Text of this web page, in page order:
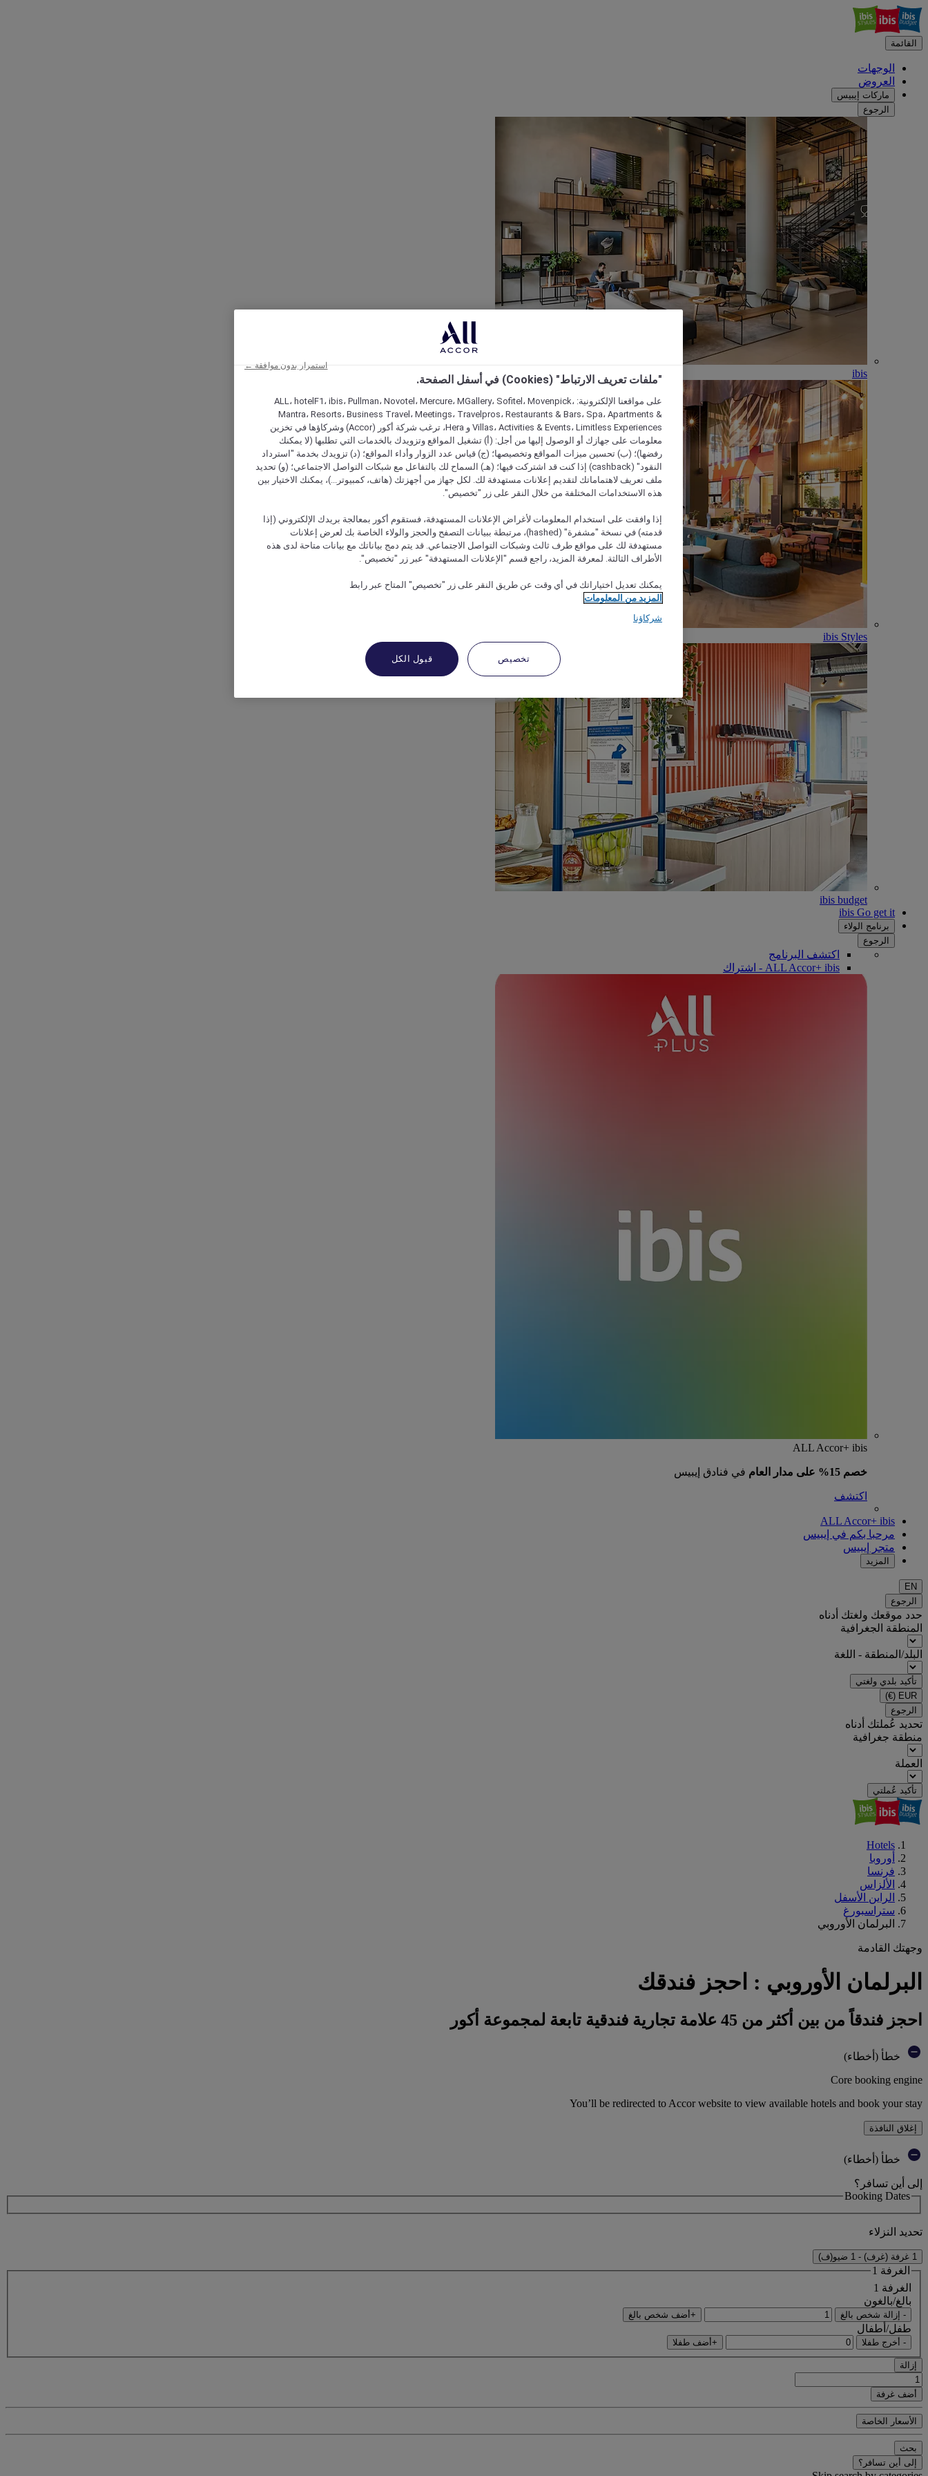
القائمة
الوجهات
العروض
ماركات إيبيس
الرجوع
ibis
ibis Styles
ibis budget
ibis Go get it
برنامج الولاء
الرجوع
اكتشف البرنامج
ALL Accor+ ibis - اشتراك
ALL Accor+ ibis
خصم 15% على مدار العام في فنادق إيبيس
اكتشف
ALL Accor+ ibis
مرحبا بكم في إيبيس
متجر إيبيس
المزيد
EN
الرجوع
حدد موقعك ولغتك أدناه
المنطقة الجغرافية
البلد/المنطقة - اللغة
تأكيد بلدي ولغتي
EUR
(€)
الرجوع
تحديد عُملتك أدناه
منطقة جغرافية
العملة
تأكيد عُملتي
Hotels
أوروبا
فرنسا
الألزاس
الراين الأسفل
ستراسبورغ
البرلمان الأوروبي
وجهتك القادمة
البرلمان الأوروبي : احجز فندقك
احجز فندقاً من بين أكثر من 45 علامة تجارية فندقية تابعة لمجموعة أكور
خطأ (أخطاء)
Core booking engine
You’ll be redirected to Accor website to view available hotels and book your stay
إغلاق النافذة
خطأ (أخطاء)
إلى أين تسافر؟
Booking Dates
تحديد النزلاء
1 غرفة (غرف) - 1 ضيو(ف)
الغرفة 1
الغرفة 1
بالغ/بالغون
- إزالة شخص بالغ +أضف شخص بالغ
طفل/أطفال
- أخرج طفلا +أضف طفلا
إزالة
أضف غرفة
الأسعار الخاصة
بحث
إلى أين تسافر؟
"ملفات تعريف الارتباط" (Cookies) في أسفل الصفحة.
على مواقعنا الإلكترونية: ALL، hotelF1، ibis، Pullman، Novotel، Mercure، MGallery، Sofitel، Movenpick،
Mantra، Resorts، Business Travel، Meetings، Travelpros، Restaurants & Bars، Spa، Apartments &
Villas، Activities & Events، Limitless Experiences و Hera، ترغب شركة أكور (Accor) وشركاؤها في تخزين
معلومات على جهازك أو الوصول إليها من أجل: (أ) تشغيل المواقع وتزويدك بالخدمات التي تطلبها (لا يمكنك
رفضها)؛ (ب) تحسين ميزات المواقع وتخصيصها؛ (ج) قياس عدد الزوار وأداء المواقع؛ (د) تزويدك بخدمة "استرداد
النقود" (cashback) إذا كنت قد اشتركت فيها؛ (هـ) السماح لك بالتفاعل مع شبكات التواصل الاجتماعي؛ (و) تحديد
ملف تعريف لاهتماماتك لتقديم إعلانات مستهدفة لك. لكل جهاز من أجهزتك (هاتف، كمبيوتر...)، يمكنك الاختيار بين
هذه الاستخدامات المختلفة من خلال النقر على زر "تخصيص".
إذا وافقت على استخدام المعلومات لأغراض الإعلانات المستهدفة، فستقوم أكور بمعالجة بريدك الإلكتروني (إذا
قدمته) في نسخة "مشفرة" (hashed)، مرتبطة ببيانات التصفح والحجز والولاء الخاصة بك لعرض إعلانات
مستهدفة لك على مواقع طرف ثالث وشبكات التواصل الاجتماعي. قد يتم دمج بياناتك مع بيانات متاحة لدى هذه
الأطراف الثالثة. لمعرفة المزيد، راجع قسم "الإعلانات المستهدفة" عبر زر "تخصيص".
يمكنك تعديل اختياراتك في أي وقت عن طريق النقر على زر "تخصيص" المتاح عبر رابط
المزيد من المعلومات
شركاؤنا
تخصيص قبول الكل
استمرار بدون موافقة ←